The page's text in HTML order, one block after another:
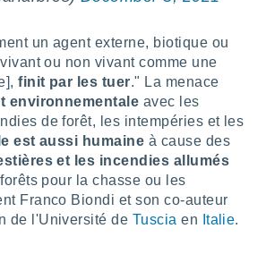
un agent externe, biotique ou
ou non vivant comme une
finit par les tuer." La menace
environnementale avec les
de forêt, les intempéries et les
est aussi humaine à cause des
et les incendies allumés
pour la chasse ou les
Franco Biondi et son co-auteur
de l'Université de Tuscia en Italie.